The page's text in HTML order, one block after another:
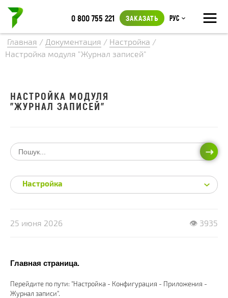
≡
0 800 755 221 ЗАКАЗАТЬ Рус
Главная / Документация / Настройка /
Настройка модуля "Журнал записей"
25 июня 2026 👁 3935
Главная страница.
Перейдите по пути: "Настройка - Конфигурация - Приложения -
Журнал запиcи".
НАСТРОЙКА МОДУЛЯ
"ЖУРНАЛ ЗАПИСЕЙ"
Настройка